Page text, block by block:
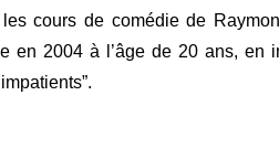
cours de comédie de
en 2004 à l’âge de 20 ans, en